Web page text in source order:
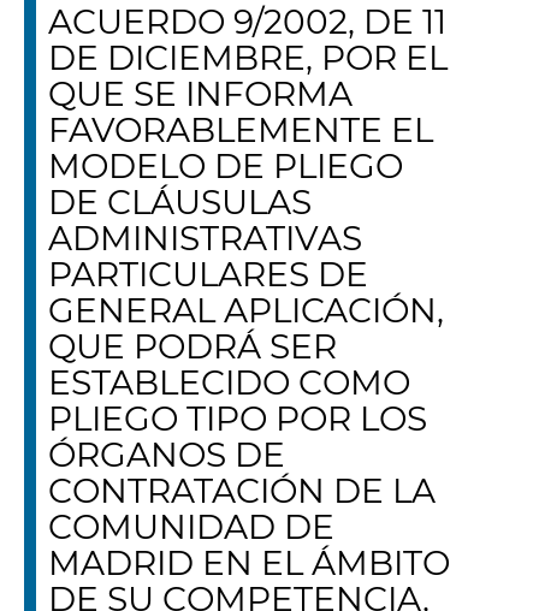
ACUERDO 9/2002, DE 11
DE DICIEMBRE, POR EL
QUE SE INFORMA
FAVORABLEMENTE EL
MODELO DE PLIEGO
DE CLÁUSULAS
ADMINISTRATIVAS
PARTICULARES DE
GENERAL APLICACIÓN,
QUE PODRÁ SER
ESTABLECIDO COMO
PLIEGO TIPO POR LOS
ÓRGANOS DE
CONTRATACIÓN DE LA
COMUNIDAD DE
MADRID EN EL ÁMBITO
DE SU COMPETENCIA,